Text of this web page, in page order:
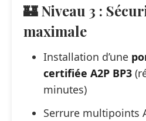
🏰 Niveau 3 :
maximale
Installation d’une
certifiée A2P BP3
minutes)
Serrure